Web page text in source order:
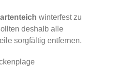
winterfest zu
deshalb alle
sorgfältig entfernen.